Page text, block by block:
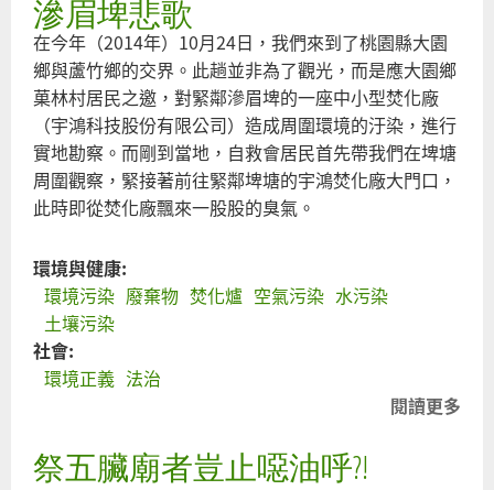
滲眉埤悲歌
在今年（2014年）10月24日，我們來到了桃園縣大園
鄉與蘆竹鄉的交界。此趟並非為了觀光，而是應大園鄉
菓林村居民之邀，對緊鄰滲眉埤的一座中小型焚化廠
（宇鴻科技股份有限公司）造成周圍環境的汙染，進行
實地勘察。而剛到當地，自救會居民首先帶我們在埤塘
周圍觀察，緊接著前往緊鄰埤塘的宇鴻焚化廠大門口，
此時即從焚化廠飄來一股股的臭氣。
環境與健康:
環境污染 廢棄物 焚化爐 空氣污染 水污染
土壤污染
社會:
環境正義 法治
閱讀更多
祭五臟廟者豈止噁油呼?!